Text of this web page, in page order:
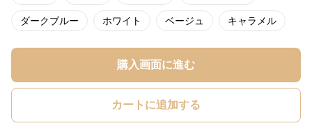
ダークブルー ホワイト ベージュ キャラメル
購入画面に進む
カートに追加する